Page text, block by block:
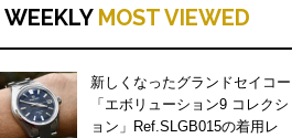
WEEKLY MOST VIEWED
新しくなったグランドセイコー
「エボリューション9 コレクシ
ョン」Ref.SLGB015の着用レ